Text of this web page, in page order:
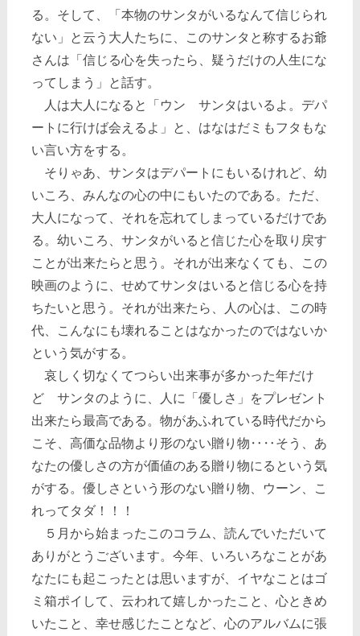
る。そして、「本物のサンタがいるなんて信じられ
ない」と云う大人たちに、このサンタと称するお爺
さんは「信じる心を失ったら、疑うだけの人生にな
ってしまう」と話す。
人は大人になると「ウン サンタはいるよ。デパ
ートに行けば会えるよ」と、はなはだミもフタもな
い言い方をする。
そりゃあ、サンタはデパートにもいるけれど、幼
いころ、みんなの心の中にもいたのである。ただ、
大人になって、それを忘れてしまっているだけであ
る。幼いころ、サンタがいると信じた心を取り戻す
ことが出来たらと思う。それが出来なくても、この
映画のように、せめてサンタはいると信じる心を持
ちたいと思う。それが出来たら、人の心は、この時
代、こんなにも壊れることはなかったのではないか
という気がする。
哀しく切なくてつらい出来事が多かった年だけ
ど サンタのように、人に「優しさ」をプレゼント
出来たら最高である。物があふれている時代だから
こそ、高価な品物より形のない贈り物‥‥そう、あ
なたの優しさの方が価値のある贈り物にるという気
がする。優しさという形のない贈り物、ウーン、こ
れってタダ！！！
５月から始まったこのコラム、読んでいただいて
ありがとうございます。今年、いろいろなことがあ
なたにも起こったとは思いますが、イヤなことはゴ
ミ箱ポイして、云われて嬉しかったこと、心ときめ
いたこと、幸せ感じたことなど、心のアルバムに張